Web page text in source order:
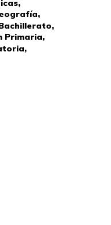
Primaria,